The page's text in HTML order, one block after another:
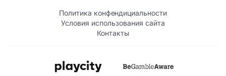
Политика конфендициальности
Условия использования сайта
Контакты